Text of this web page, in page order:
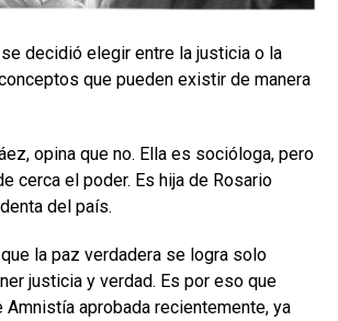
decidió elegir entre la justicia o la
que pueden existir de manera
opina que no. Ella es socióloga, pero
cerca el poder. Es hija de Rosario
del país.
la paz verdadera se logra solo
justicia y verdad. Es por eso que
Amnistía aprobada recientemente, ya